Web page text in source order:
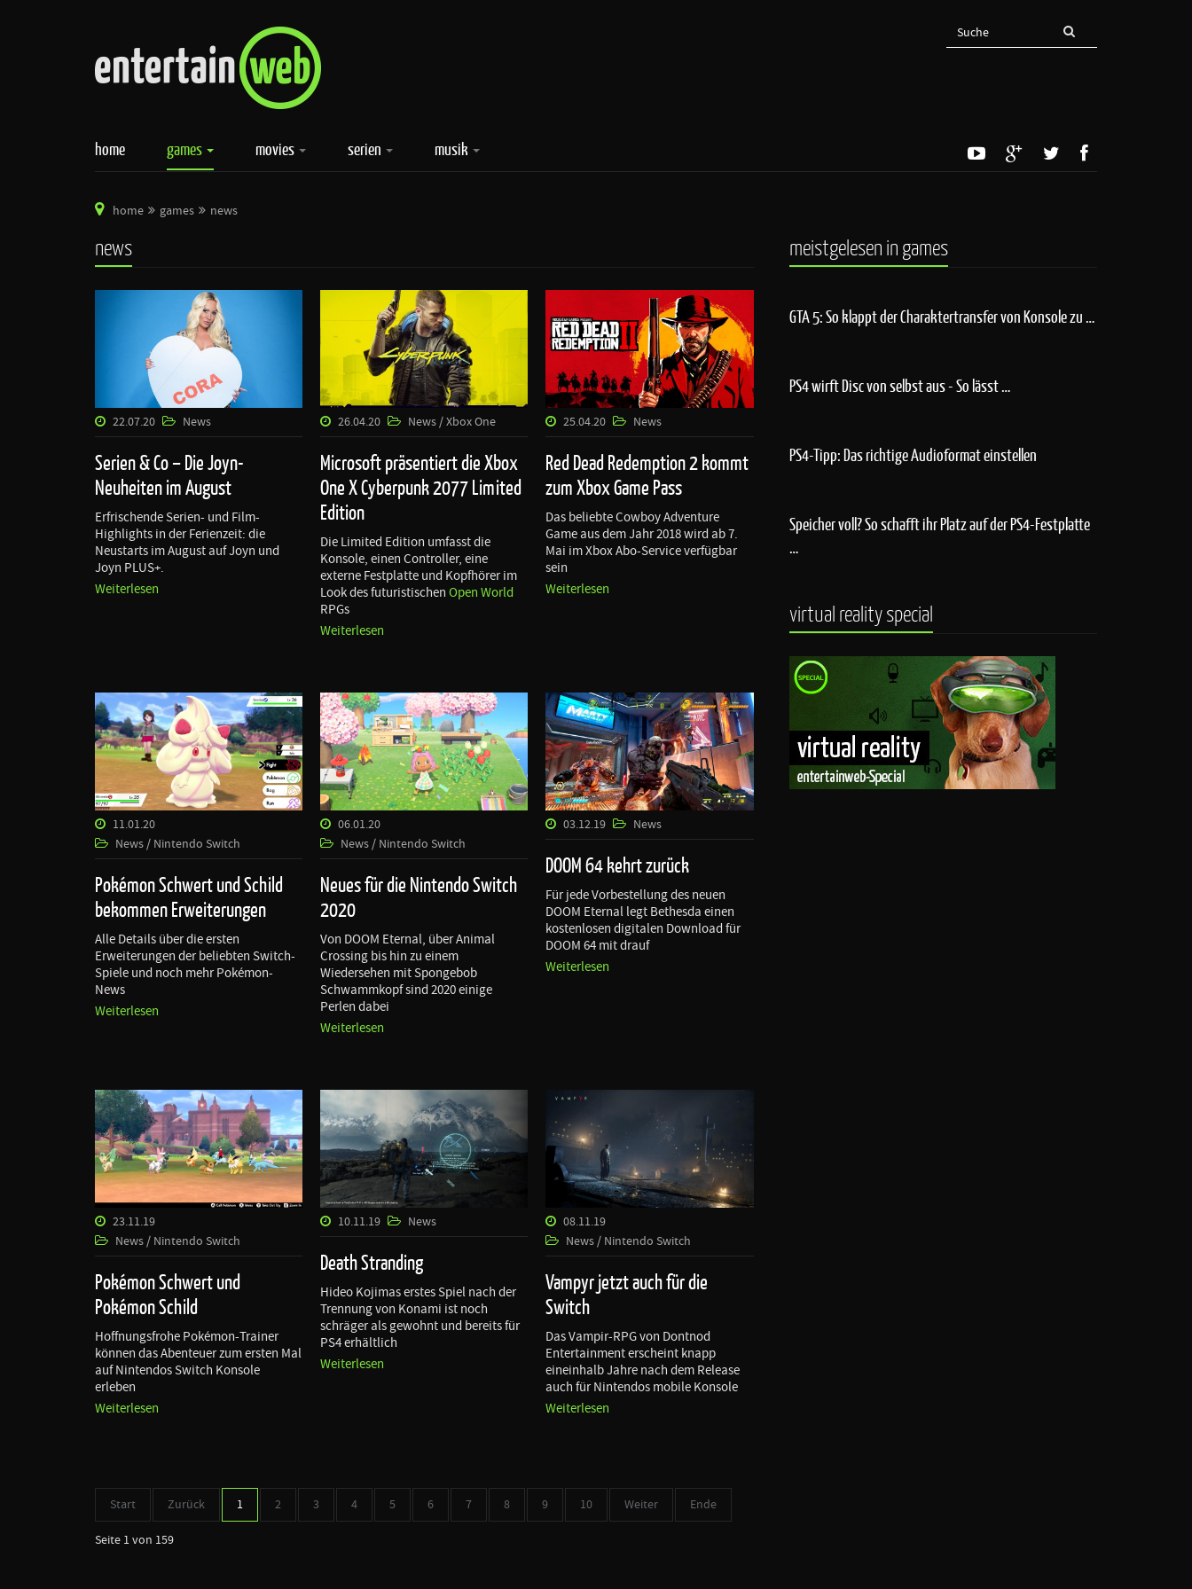
home games movies serien musik
home games news
news
22.07.20 News
Serien & Co – Die Joyn-
Neuheiten im August
Erfrischende Serien- und Film-
Highlights in der Ferienzeit: die
Neustarts im August auf Joyn und
Joyn PLUS+.
Weiterlesen
26.04.20 News / Xbox One
Microsoft präsentiert die Xbox
One X Cyberpunk 2077 Limited
Edition
Die Limited Edition umfasst die
Konsole, einen Controller, eine
externe Festplatte und Kopfhörer im
Look des futuristischenOpen World
RPGs
Weiterlesen
25.04.20 News
Red Dead Redemption 2 kommt
zum Xbox Game Pass
Das beliebte Cowboy Adventure
Game aus dem Jahr 2018 wird ab 7.
Mai im Xbox Abo-Service verfügbar
sein
Weiterlesen
11.01.20
News / Nintendo Switch
Pokémon Schwert und Schild
bekommen Erweiterungen
Alle Details über die ersten
Erweiterungen der beliebten Switch-
Spiele und noch mehr Pokémon-
News
Weiterlesen
06.01.20
News / Nintendo Switch
Neues für die Nintendo Switch
2020
Von DOOM Eternal, über Animal
Crossing bis hin zu einem
Wiedersehen mit Spongebob
Schwammkopf sind 2020 einige
Perlen dabei
Weiterlesen
03.12.19 News
DOOM 64 kehrt zurück
Für jede Vorbestellung des neuen
DOOM Eternal legt Bethesda einen
kostenlosen digitalen Download für
DOOM 64 mit drauf
Weiterlesen
23.11.19
News / Nintendo Switch
Pokémon Schwert und
Pokémon Schild
Hoffnungsfrohe Pokémon-Trainer
können das Abenteuer zum ersten Mal
auf Nintendos Switch Konsole
erleben
Weiterlesen
10.11.19 News
Death Stranding
Hideo Kojimas erstes Spiel nach der
Trennung von Konami ist noch
schräger als gewohnt und bereits für
PS4 erhältlich
Weiterlesen
08.11.19
News / Nintendo Switch
Vampyr jetzt auch für die
Switch
Das Vampir-RPG von Dontnod
Entertainment erscheint knapp
eineinhalb Jahre nach dem Release
auch für Nintendos mobile Konsole
Weiterlesen
Start Zurück 1 2 3 4 5 6 7 8 9 10 Weiter Ende
Seite 1 von 159
meistgelesen in games
GTA 5: So klappt der Charaktertransfer von Konsole zu …
PS4 wirft Disc von selbst aus - So lässt …
PS4-Tipp: Das richtige Audioformat einstellen
Speicher voll? So schafft ihr Platz auf der PS4-Festplatte
…
virtual reality special